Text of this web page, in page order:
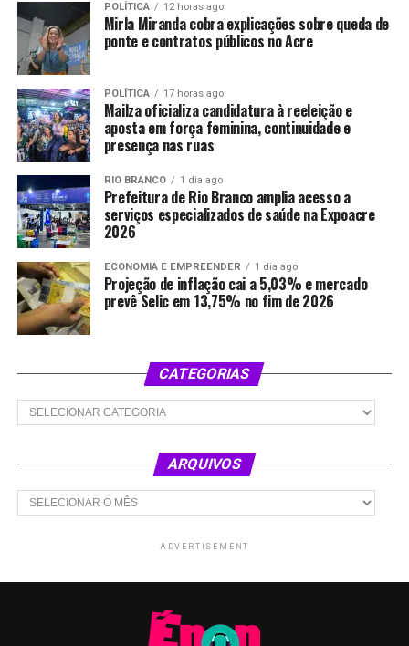
POLÍTICA 12 horas ago
Mirla Miranda cobra explicações sobre queda de
ponte e contratos públicos no Acre
POLÍTICA 17 horas ago
Mailza oficializa candidatura à reeleição e
aposta em força feminina, continuidade e
presença nas ruas
RIO BRANCO 1 dia ago
Prefeitura de Rio Branco amplia acesso a
serviços especializados de saúde na Expoacre
2026
ECONOMIA E EMPREENDER 1 dia ago
Projeção de inflação cai a 5,03% e mercado
prevê Selic em 13,75% no fim de 2026
CATEGORIAS
Categorias
ARQUIVOS
Arquivos
ADVERTISEMENT